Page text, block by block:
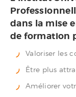
dans la mise
de formation
Valoriser les
Être plus
Améliorer